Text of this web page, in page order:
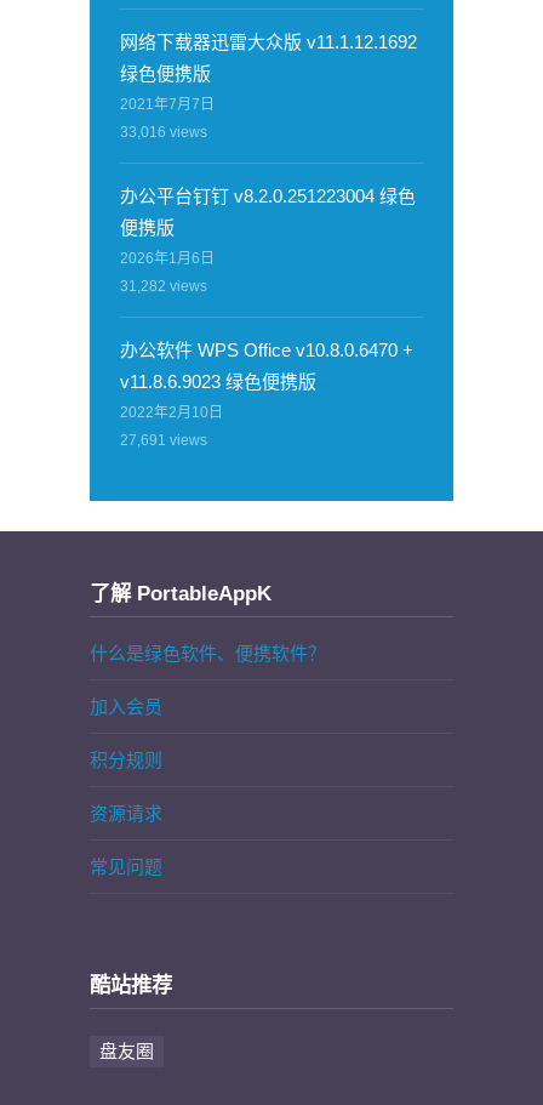
网络下载器迅雷大众版 v11.1.12.1692
绿色便携版
2021年7月7日
33,016 views
办公平台钉钉 v8.2.0.251223004 绿色
便携版
2026年1月6日
31,282 views
办公软件 WPS Office v10.8.0.6470 +
v11.8.6.9023 绿色便携版
2022年2月10日
27,691 views
了解 PortableAppK
什么是绿色软件、便携软件？
加入会员
积分规则
资源请求
常见问题
酷站推荐
盘友圈